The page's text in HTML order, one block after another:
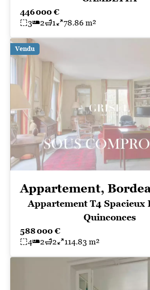
446 000 €
3
2 1 78.86 m²
Vendu
Appartement,
Appartement T4 Spacieux
Quinconces
588 000 €
4
2 2 114.83 m²